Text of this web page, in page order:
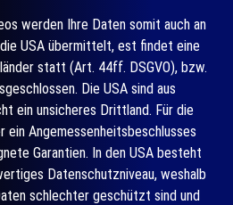
werden Ihre Daten somit auch an
USA übermittelt, est findet eine
statt (Art. 44ff. DSGVO), bzw.
Die USA sind aus
ein unsicheres Drittland. Für die
Angemessenheitsbeschlusses
Garantien. In den USA besteht
Datenschutzniveau, weshalb
schlechter geschützt sind und